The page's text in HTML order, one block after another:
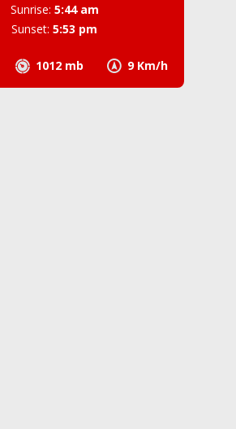
1012 mb 9 Km/h
Sunrise: 5:44 am
Sunset: 5:53 pm